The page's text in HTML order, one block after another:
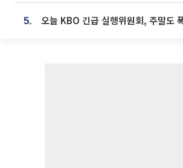
5. 오늘 KBO 긴급 실행위원회, 주말도